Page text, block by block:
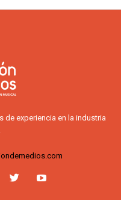
de experiencia en la industria